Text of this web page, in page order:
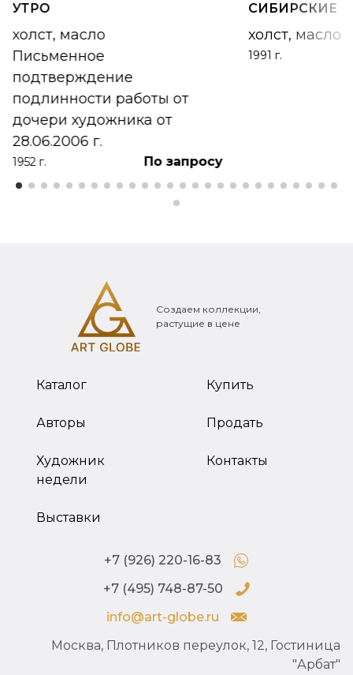
УТРО
холст, масло
Письменное
подтверждение
подлинности работы от
дочери художника от
28.06.2006 г.
1952 г. По запросу
СИБИРСКИЕ
холст, масло
1991 г.
Создаем коллекции,
растущие в цене
Каталог
Авторы
Художник
недели
Выставки
Купить
Продать
Контакты
+7 (926) 220-16-83
+7 (495) 748-87-50
info@art-globe.ru
Москва, Плотников переулок, 12, Гостиница
"Арбат"